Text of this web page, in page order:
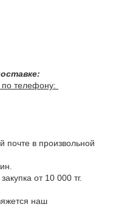
телефону:
почте в произвольной
от 10 000 тг.
наш